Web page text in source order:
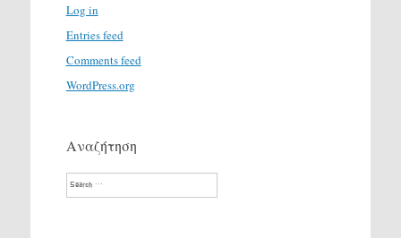
Log in
Entries feed
Comments feed
WordPress.org
Αναζήτηση
Search